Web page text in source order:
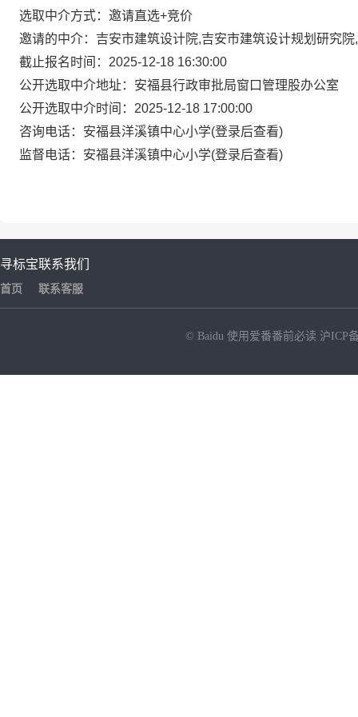
选取中介方式：邀请直选+竞价
邀请的中介：吉安市建筑设计院,吉安市建筑设计规划研究
截止报名时间：2025-12-18 16:30:00
公开选取中介地址：安福县行政审批局窗口管理股办公室
公开选取中介时间：2025-12-18 17:00:00
咨询电话：安福县洋溪镇中心小学(登录后查看)
监督电话：安福县洋溪镇中心小学(登录后查看)
寻标宝
首页
联系我们
联系客服
© Baidu 使用爱番番前必读 沪ICP